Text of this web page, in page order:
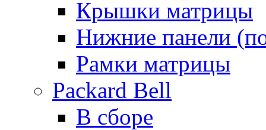
Крышки матрицы
Нижние панели
Рамки матрицы
Packard Bell
В сборе